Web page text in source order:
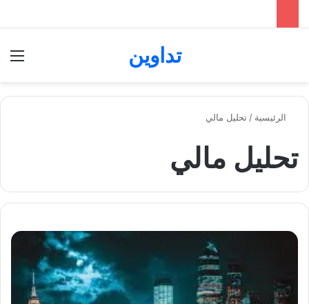
تداوين
الرئيسية / تحليل مالي
تحليل مالي